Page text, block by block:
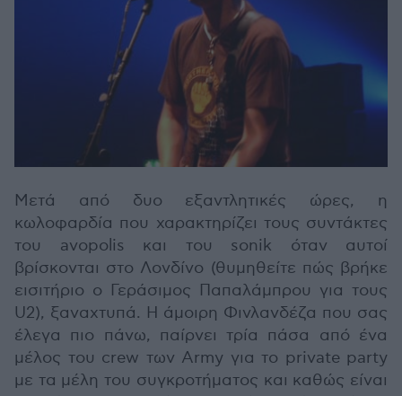
Μετά από δυο εξαντλητικές ώρες, η
κωλοφαρδία που χαρακτηρίζει τους συντάκτες
του avopolis και του sonik όταν αυτοί
βρίσκονται στο Λονδίνο (θυμηθείτε πώς βρήκε
εισιτήριο ο Γεράσιμος Παπαλάμπρου για τους
U2), ξαναχτυπά. Η άμοιρη Φινλανδέζα που σας
έλεγα πιο πάνω, παίρνει τρία πάσα από ένα
μέλος του crew των Army για το private party
με τα μέλη του συγκροτήματος και καθώς είναι